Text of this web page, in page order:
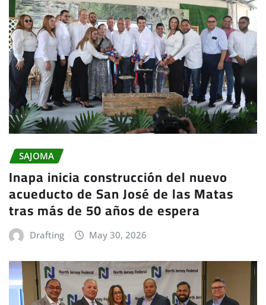
SAJOMA
Inapa inicia construcción del nuevo
acueducto de San José de las Matas
tras más de 50 años de espera
Drafting May 30, 2026